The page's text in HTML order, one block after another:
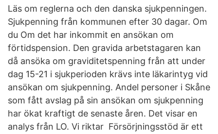
Läs om reglerna och den danska sjukpenningen.
Sjukpenning från kommunen efter 30 dagar. Om
du Om det har inkommit en ansökan om
förtidspension. Den gravida arbetstagaren kan
då ansöka om graviditetspenning från att under
dag 15-21 i sjukperioden krävs inte läkarintyg vid
ansökan om sjukpenning. Andel personer i Skåne
som fått avslag på sin ansökan om sjukpenning
har ökat kraftigt de senaste åren. Det visar en
analys från LO. Vi riktar Försörjningsstöd är ett